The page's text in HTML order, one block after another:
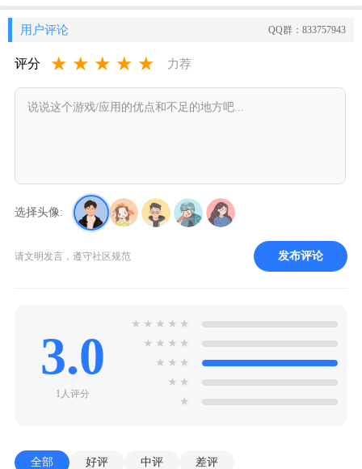
用户评论 QQ群：833757943
评分 ★ ★ ★ ★ ★ 力荐
选择头像:
请文明发言，遵守社区规范 发布评论
3.0
1人评分
★ ★ ★ ★ ★
★ ★ ★ ★
★ ★ ★
★ ★
★
全部 好评 中评 差评